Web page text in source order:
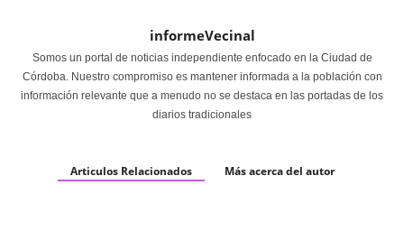
informeVecinal
Somos un portal de noticias independiente enfocado en la Ciudad de
Córdoba. Nuestro compromiso es mantener informada a la población con
información relevante que a menudo no se destaca en las portadas de los
diarios tradicionales
Articulos Relacionados Más acerca del autor